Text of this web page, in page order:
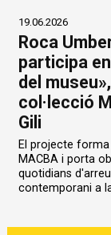
19.06.2026
Roca
participa
del
col·lecció
Gili
El projecte
MACBA i porta
quotidians
contemporani a